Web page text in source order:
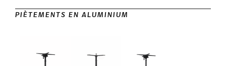
PIÈTEMENTS EN ALUMINIUM